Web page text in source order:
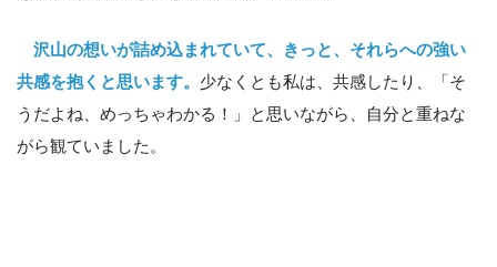
沢山の想いが詰め込まれていて、きっと、それらへの強い
共感を抱くと思います。 少なくとも私は、共感したり、「そ
うだよね、めっちゃわかる！」と思いながら、自分と重ねな
がら観ていました。